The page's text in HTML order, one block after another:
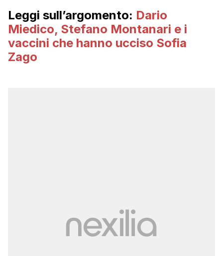
Leggi sull’argomento: Dario
Miedico, Stefano Montanari e i
vaccini che hanno ucciso Sofia
Zago